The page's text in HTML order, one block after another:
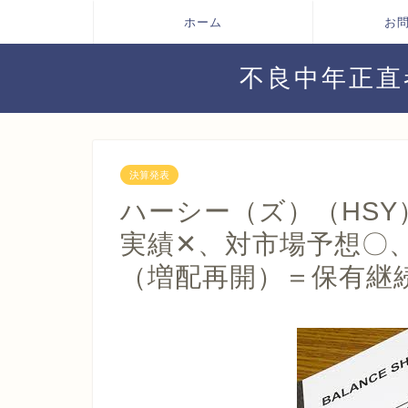
ホーム お
不良中年正
決算発表
ハーシー（ズ）（
実績✕、対市場予想〇
（増配再開）＝保有継